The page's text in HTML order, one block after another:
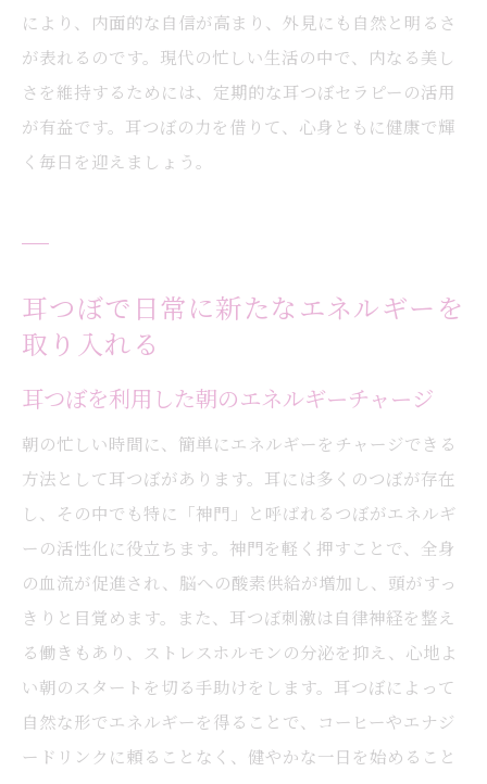
により、内面的な自信が高まり、外見にも自然と明るさ
が表れるのです。現代の忙しい生活の中で、内なる美し
さを維持するためには、定期的な耳つぼセラピーの活用
が有益です。耳つぼの力を借りて、心身ともに健康で輝
く毎日を迎えましょう。
耳つぼで日常に新たなエネルギーを
取り入れる
耳つぼを利用した朝のエネルギーチャージ
朝の忙しい時間に、簡単にエネルギーをチャージできる
方法として耳つぼがあります。耳には多くのつぼが存在
し、その中でも特に「神門」と呼ばれるつぼがエネルギ
ーの活性化に役立ちます。神門を軽く押すことで、全身
の血流が促進され、脳への酸素供給が増加し、頭がすっ
きりと目覚めます。また、耳つぼ刺激は自律神経を整え
る働きもあり、ストレスホルモンの分泌を抑え、心地よ
い朝のスタートを切る手助けをします。耳つぼによって
自然な形でエネルギーを得ることで、コーヒーやエナジ
ードリンクに頼ることなく、健やかな一日を始めること